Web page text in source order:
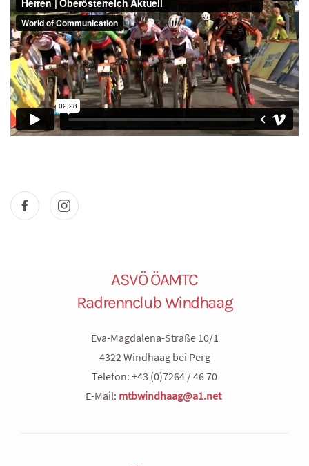
ASVÖ ÖAMTC
Radrennclub Windhaag
Eva-Magdalena-Straße 10/1
4322 Windhaag bei Perg
Telefon: +43 (0)7264 / 46 70
E-Mail: mtbwindhaag@a1.net